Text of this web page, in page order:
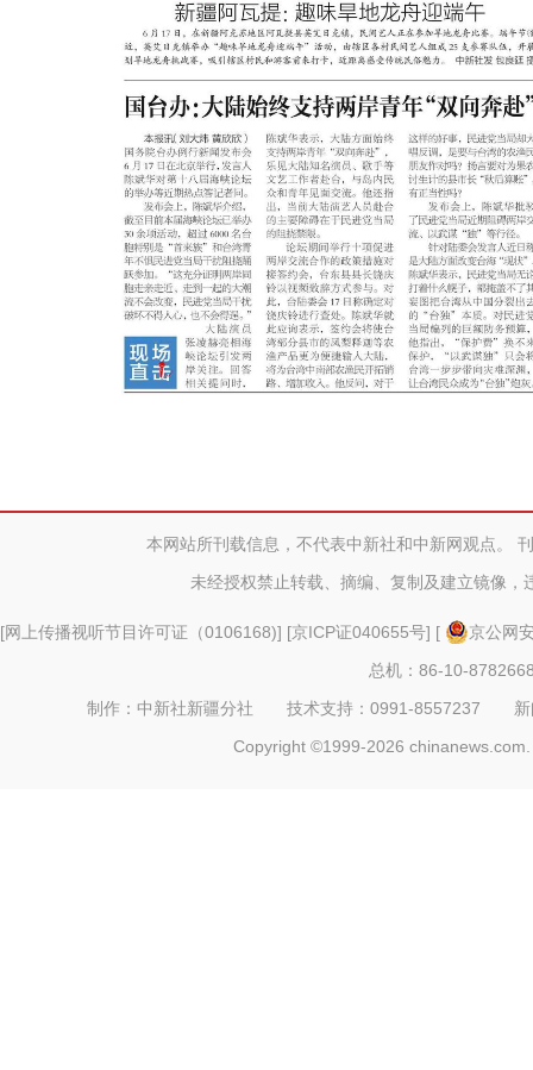
本网站所刊载信息，不代表中新社和中新网观点。
未经授权禁止转载、摘编、复制及建立镜像，
[网上传播视听节目许可证（0106168)] [京ICP证040655号] [
京公网
总机：86-10-
制作：中新社新疆分社 技术支持：0991-8557237
Copyright ©1999-2026